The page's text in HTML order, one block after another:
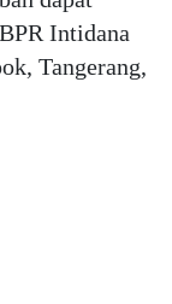
Intidana
Tangerang,